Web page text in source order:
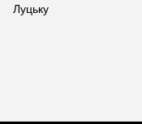
Луцьку